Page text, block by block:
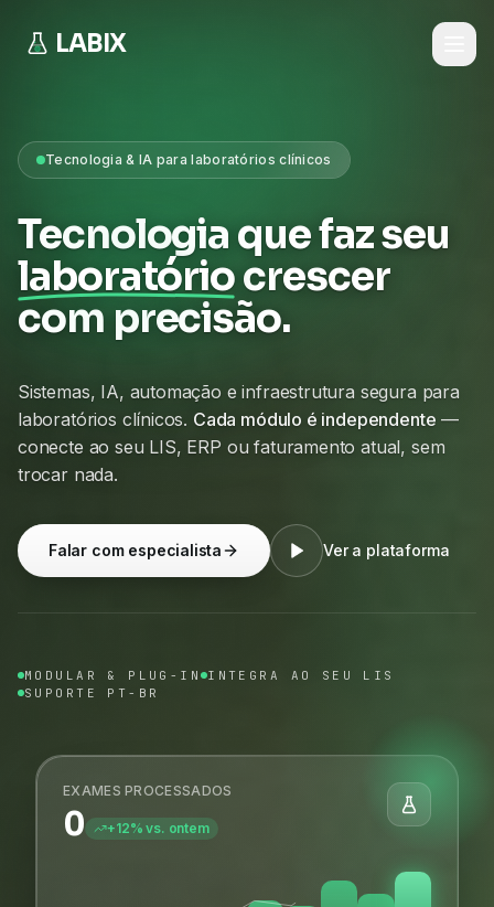
LABIX
Tecnologia & IA para laboratórios clínicos
Tecnologia que faz seu
laboratóriocrescer
com precisão.
Sistemas, IA, automação e infraestrutura segura para
laboratórios clínicos. Cada módulo é independente —
conecte ao seu LIS, ERP ou faturamento atual, sem
trocar nada.
Falar com especialista Ver a plataforma
MODULAR & PLUG-IN INTEGRA AO SEU LIS
SUPORTE PT-BR
EXAMES PROCESSADOS
0 +12% vs. ontem